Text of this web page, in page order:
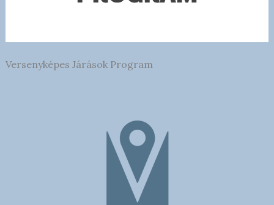
Versenyképes Járások Program